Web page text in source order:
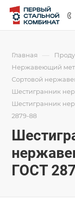
Главная —
Нержавеющий
Сортовой
Шестигранник
Шестигранник
2879-88
ГОСТ